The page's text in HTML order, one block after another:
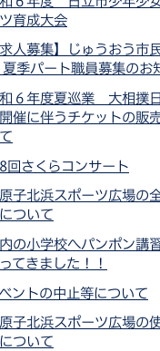
育成大会
求人募集】じゅうおう市
夏季パート職員募集のお
６年度夏巡業 大相撲
催に伴うチケットの販
回さくらコンサート
⼦北浜スポーツ広場の
ついて
の小学校へパンポン講
てきました！！
ントの中止等について
子北浜スポーツ広場の
ついて